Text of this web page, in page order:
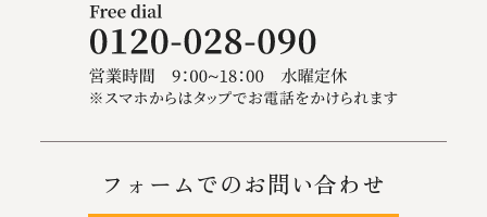
フォームでのお問い合わせ